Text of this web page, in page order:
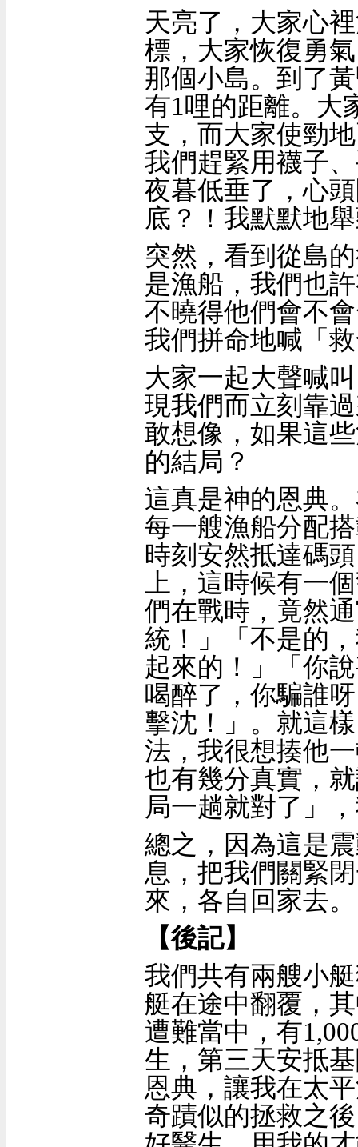
天亮了，大家心
標，大家恢復勇
那個小島。到了
有1哩的距離。大
支，而大家使勁
我們趕緊用襪子
夜暮低垂了，心
底？！我默默地
突然，看到從島
是漁船，我們也
不曉得他們會不
我們拼命地喊「
大家一起大聲喊
現我們而立刻靠
敢想像，如果這
的結局？
這真是神的恩典
每一艘漁船分配
時刻安然抵達碼
上，這時候有一
們在戰時，竟然
統！」「不是的
起來的！」「你
喝醉了，你騙誰
擊沈！」。就這
法，我很想揍他
也有幾分真實，
局一趟就對了」
總之，因為這是
息，把我們關緊
來，各自回家去。
【後記】
我們共有兩艘小
艇在途中翻覆，
遭難當中，有
生，第三天安抵
恩典，讓我在太
奇蹟似的拯救之